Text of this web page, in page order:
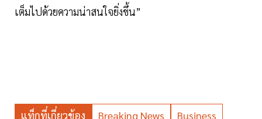
เต็มไปด้วยความน่าสนใจยิ่งขึ้น”
แท็กที่เกี่ยวข้อง Breaking News Business